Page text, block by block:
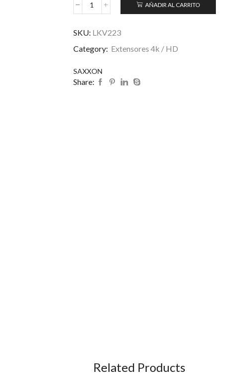
AÑADIR AL CARRITO
SKU: LKV223
Category: Extensores 4k / HD
SAXXON
Share:
Related Products